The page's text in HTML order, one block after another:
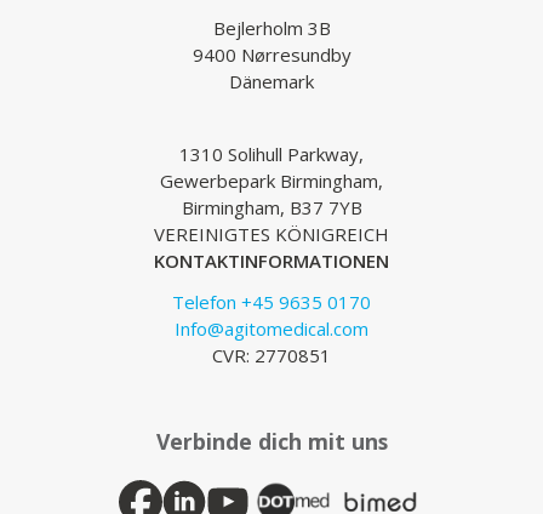
Bejlerholm 3B
9400 Nørresundby
Dänemark
1310 Solihull Parkway,
Gewerbepark Birmingham,
Birmingham, B37 7YB
VEREINIGTES KÖNIGREICH
KONTAKTINFORMATIONEN
Telefon +45 9635 0170
Info@agitomedical.com
CVR: 2770851
Verbinde dich mit uns